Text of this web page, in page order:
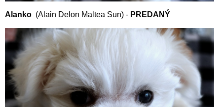
Alanko (Alain Delon Maltea Sun) - PREDANÝ